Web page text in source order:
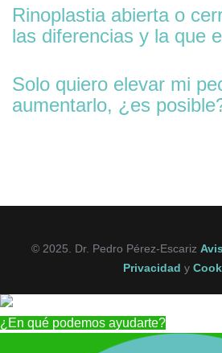
Rinoplastia abierta o
las diferencias y la que
Solo quiero elevar mi
aumentarlo, ¿es
© 2025. Dr. Pedro Pérez-Escariz
Privacidad y
¿En qué podemos ayudarte?